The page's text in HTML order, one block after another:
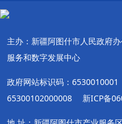
主办：新疆阿图什市人民政府
服务和数字发展中心
政府网站标识码：6530010001
65300102000008
新ICP备